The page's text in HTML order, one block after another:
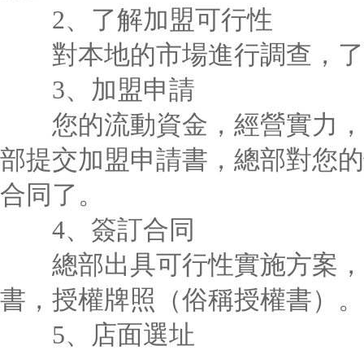
2、了解加盟可行性
對本地的市場進行調查，了
3、加盟申請
您的流動資金，經營實力，
部提交加盟申請書，總部對您
合同了。
4、簽訂合同
總部出具可行性實施方案，
書，授權牌照（俗稱授權書）。
5、店面選址